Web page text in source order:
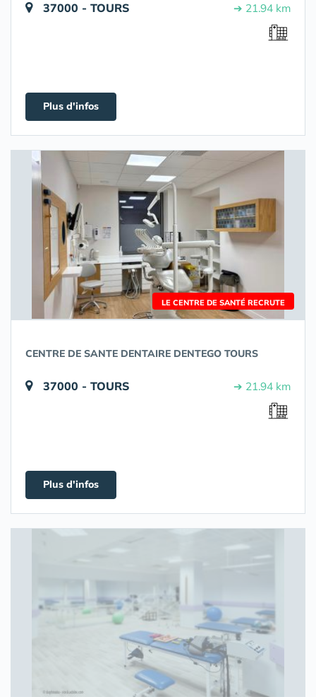
37000 - TOURS ➔ 21.94 km
Plus d'infos
LE CENTRE DE SANTÉ RECRUTE
CENTRE DE SANTE DENTAIRE DENTEGO TOURS
37000 - TOURS ➔ 21.94 km
Plus d'infos